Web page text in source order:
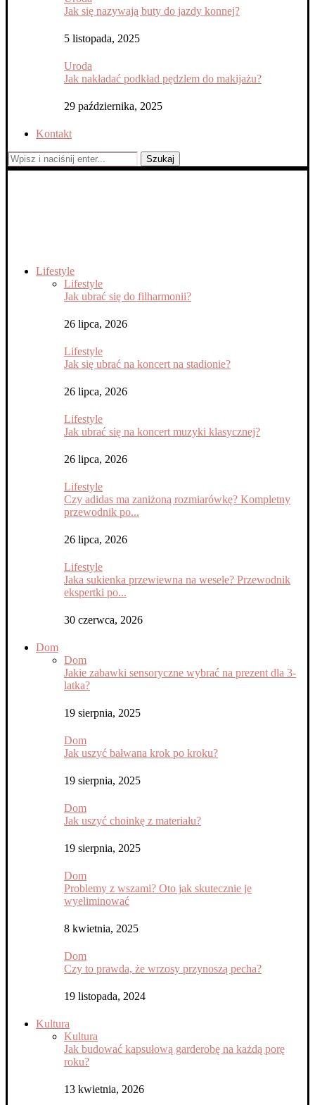
Jak się nazywają buty do jazdy konnej?
5 listopada, 2025
Uroda
Jak nakładać podkład pędzlem do makijażu?
29 października, 2025
Kontakt
Szukaj
Lifestyle
Lifestyle
Jak ubrać się do filharmonii?
26 lipca, 2026
Lifestyle
Jak się ubrać na koncert na stadionie?
26 lipca, 2026
Lifestyle
Jak ubrać się na koncert muzyki klasycznej?
26 lipca, 2026
Lifestyle
Czy adidas ma zaniżoną rozmiarówkę? Kompletny
przewodnik po...
26 lipca, 2026
Lifestyle
Jaka sukienka przewiewna na wesele? Przewodnik
ekspertki po...
30 czerwca, 2026
Dom
Dom
Jakie zabawki sensoryczne wybrać na prezent dla 3-
latka?
19 sierpnia, 2025
Dom
Jak uszyć bałwana krok po kroku?
19 sierpnia, 2025
Dom
Jak uszyć choinkę z materiału?
19 sierpnia, 2025
Dom
Problemy z wszami? Oto jak skutecznie je
wyeliminować
8 kwietnia, 2025
Dom
Czy to prawda, że wrzosy przynoszą pecha?
19 listopada, 2024
Kultura
Kultura
Jak budować kapsułową garderobę na każdą porę
roku?
13 kwietnia, 2026